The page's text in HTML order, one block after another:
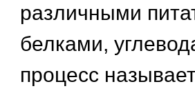
различными
белками,
процесс